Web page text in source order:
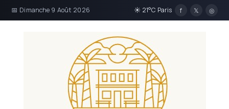
📅 Dimanche 9 Août 2026 ☀ 21°C Paris f 𝕏 ◎